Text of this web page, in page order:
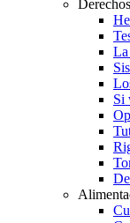
La
Si